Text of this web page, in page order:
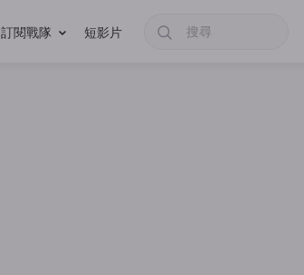
訂閱戰隊 短影片